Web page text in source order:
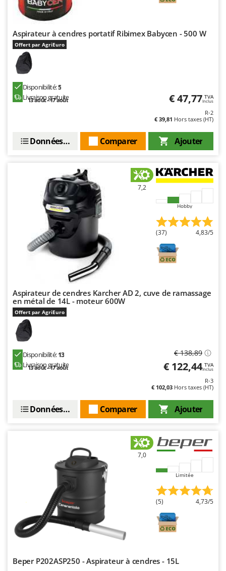
Aspirateur à cendres portatif Ribimex Babycen - 500 W
Offert par AgriEuro
Disponibilité:5
Livraison gratuite
13 août - 17 août € 47,77 TVA
Inclus
R-2
€ 39,81 Hors taxes (HT)
Ajouter
Comparer
Données techniques
7,2
Hobby
(37) 4,83/5
Aspirateur de cendres Karcher AD 2, cuve de ramassage
en métal de 14L - moteur 600W
Offert par AgriEuro
Disponibilité:13
Livraison gratuite
13 août - 17 août
€ 138,89
€ 122,44 TVA
Inclus
R-3
€ 102,03 Hors taxes (HT)
Ajouter
Comparer
Données techniques
7,0
Limitée
(5) 4,73/5
Beper P202ASP250 - Aspirateur à cendres - 15L